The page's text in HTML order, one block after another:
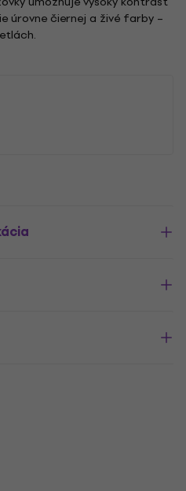
úrovne čiernej a živé farby –